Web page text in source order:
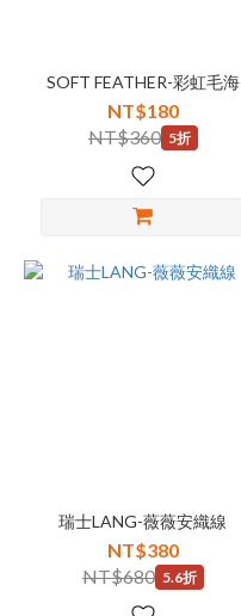
SOFT FEATHER-彩虹毛海
NT$180
NT$360 5折
瑞士LANG-薇薇安織線
NT$380
NT$680 5.6折